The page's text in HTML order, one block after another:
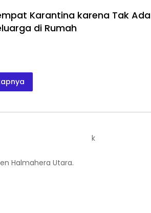
Karantina karena Tak Ada
di Rumah
Halmahera Utara.
k